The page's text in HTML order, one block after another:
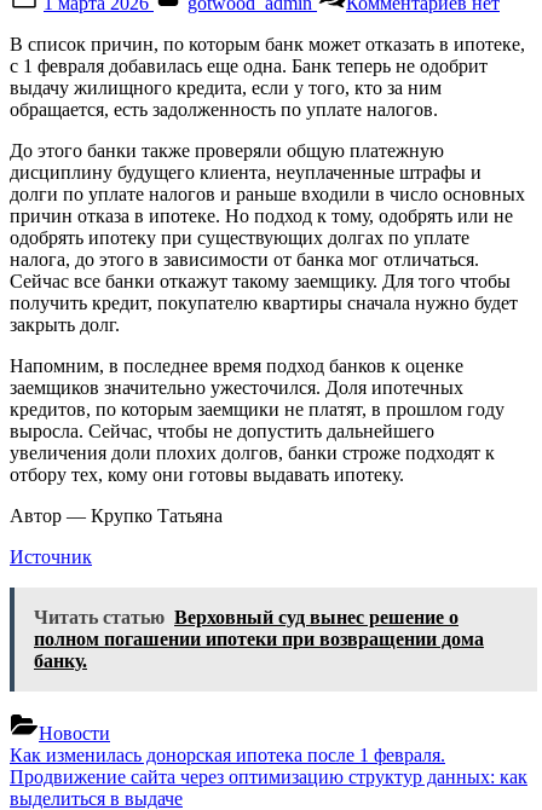
on
записи
не
выдадут
долгов
по
налогам
.
В список причин, по которым банк может отказать в ипотеке,
с 1 февраля добавилась еще одна. Банк теперь не одобрит
выдачу жилищного кредита, если у того, кто за ним
обращается, есть задолженность по уплате налогов.
До этого банки также проверяли общую платежную
дисциплину будущего клиента, неуплаченные штрафы и
долги по уплате налогов и раньше входили в число основных
причин отказа в ипотеке. Но подход к тому, одобрять или не
одобрять ипотеку при существующих долгах по уплате
налога, до этого в зависимости от банка мог отличаться.
Сейчас все банки откажут такому заемщику. Для того чтобы
получить кредит, покупателю квартиры сначала нужно будет
закрыть долг.
Напомним, в последнее время подход банков к оценке
заемщиков значительно ужесточился. Доля ипотечных
кредитов, по которым заемщики не платят, в прошлом году
выросла. Сейчас, чтобы не допустить дальнейшего
увеличения доли плохих долгов, банки строже подходят к
отбору тех, кому они готовы выдавать ипотеку.
Автор — Крупко Татьяна
Источник
Читать статью Верховный суд вынес решение о
полном погашении ипотеки при возвращении дома
банку.
Новости
Навигация
по
Previous
Post:
Как изменилась донорская ипотека после 1 февраля.
Next
Post:
Продвижение сайта через оптимизацию структур данных: как
выделиться в выдаче